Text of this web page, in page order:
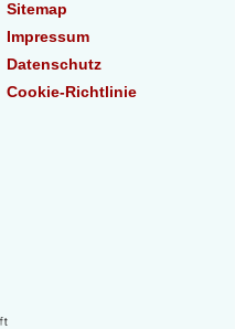
Sitemap
Impressum
Datenschutz
Cookie-Richtlinie